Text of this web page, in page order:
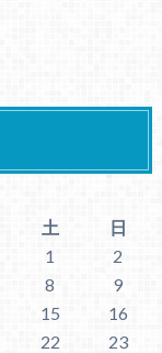
土 日
1
2
8
9
15
16
22
23